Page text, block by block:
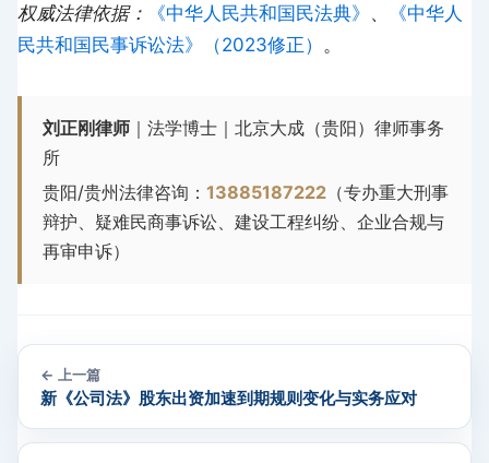
权威法律依据： 《中华人民共和国民法典》 、
《中华人
民共和国民事诉讼法》（2023修正） 。
刘正刚律师 ｜法学博士｜北京大成（贵阳）律师事务
所
贵阳/贵州法律咨询：13885187222 （专办重大刑事
辩护、疑难民商事诉讼、建设工程纠纷、企业合规与
再审申诉）
← 上一篇
新《公司法》股东出资加速到期规则变化与实务应对